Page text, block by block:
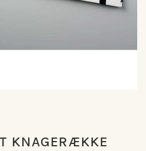
KNAGERÆKKE